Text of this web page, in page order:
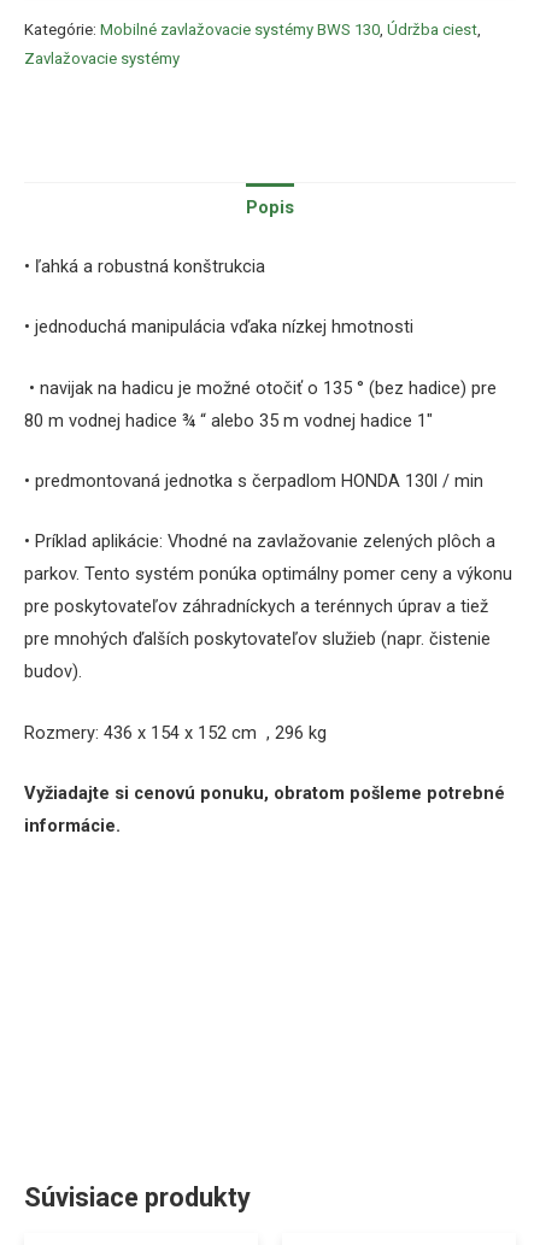
Kategórie: Mobilné zavlažovacie systémy BWS 130, Údržba ciest,
Zavlažovacie systémy
Popis
• ľahká a robustná konštrukcia
• jednoduchá manipulácia vďaka nízkej hmotnosti
• navijak na hadicu je možné otočiť o 135 ° (bez hadice) pre
80 m vodnej hadice ¾ “ alebo 35 m vodnej hadice 1″
• predmontovaná jednotka s čerpadlom HONDA 130l / min
• Príklad aplikácie: Vhodné na zavlažovanie zelených plôch a
parkov. Tento systém ponúka optimálny pomer ceny a výkonu
pre poskytovateľov záhradníckych a terénnych úprav a tiež
pre mnohých ďalších poskytovateľov služieb (napr. čistenie
budov).
Rozmery: 436 x 154 x 152 cm , 296 kg
Vyžiadajte si cenovú ponuku, obratom pošleme potrebné
informácie.
Súvisiace produkty